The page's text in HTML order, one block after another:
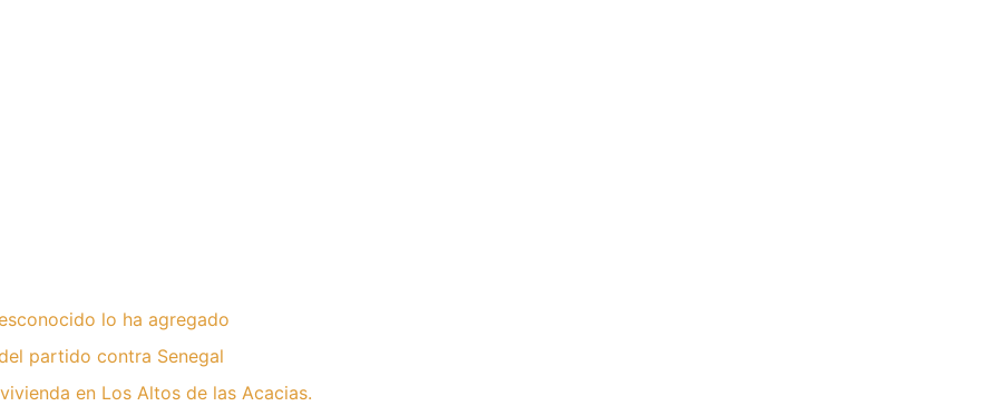
lo ha agregado
partido contra Senegal
en Los Altos de las Acacias.